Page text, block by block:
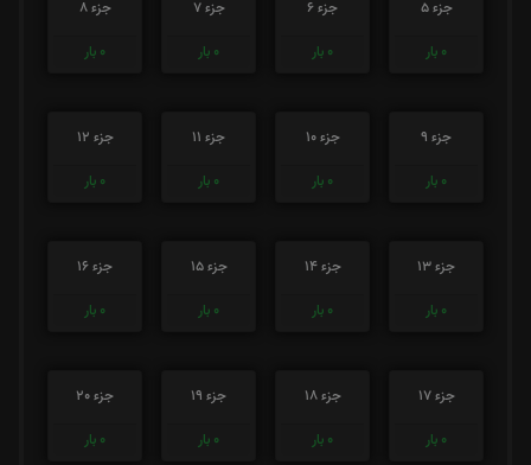
جزء 5
0 بار
جزء 6
0 بار
جزء 7
0 بار
جزء 8
0 بار
جزء 9
0 بار
جزء 10
0 بار
جزء 11
0 بار
جزء 12
0 بار
جزء 13
0 بار
جزء 14
0 بار
جزء 15
0 بار
جزء 16
0 بار
جزء 17
0 بار
جزء 18
0 بار
جزء 19
0 بار
جزء 20
0 بار